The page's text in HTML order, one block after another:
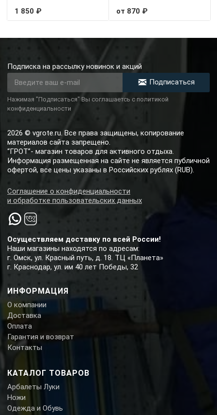
1 850 ₽ от 870 ₽
Осуществляем доставку по всей России!
Наши магазины находятся по адресам:
г. Омск, ул. Красный путь, д. 18. ТЦ «Планета»
г. Краснодар, ул. им 40 лет Победы, 32
ИНФОРМАЦИЯ
О компании
Доставка
Оплата
Гарантия и возврат
Контакты
КАТАЛОГ ТОВАРОВ
Арбалеты Луки
Ножи
Одежда и Обувь
Подписка на рассылку новинок и акций
Подписаться
Нажимая "Подписаться" Вы соглашаетсь с политикой
конфиденциальности
2026 © vgrote.ru. Все права защищены, копирование
материалов сайта запрещено.
“ГРОТ”- магазин товаров для активного отдыха.
Информация размещенная на сайте не является публичной
офертой, все цены указаны в Российских рублях (RUB).
Соглашение о конфиденциальности
и обработке пользовательских данных